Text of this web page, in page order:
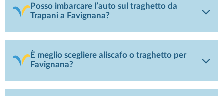
Posso imbarcare l’auto sul traghetto da
Trapani a Favignana?
È meglio scegliere aliscafo o traghetto per
Favignana?